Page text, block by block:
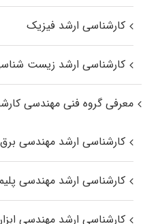
کارشناسی ارشد فیزیک
کارشناسی ارشد زیست‌
معرفی گروه فنی مهندسی
کارشناسی ارشد مهندسی برق
کارشناسی ارشد مهندسی
کارشناسی ارشد مهندسی